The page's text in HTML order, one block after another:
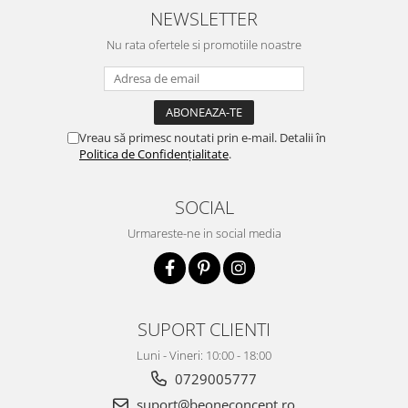
NEWSLETTER
Nu rata ofertele si promotiile noastre
Vreau să primesc noutati prin e-mail. Detalii în
Politica de Confidențialitate.
SOCIAL
Urmareste-ne in social media
SUPORT CLIENTI
Luni - Vineri: 10:00 - 18:00
0729005777
suport@beoneconcept.ro